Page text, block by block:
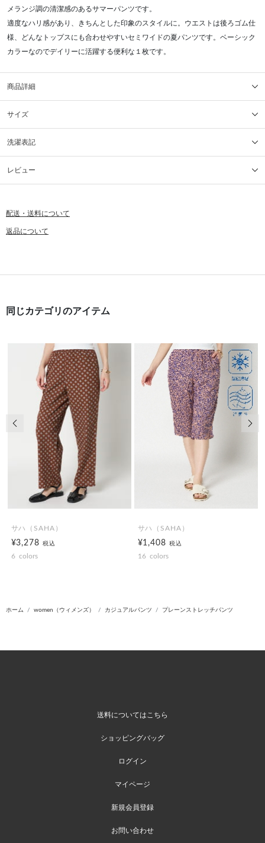
メランジ調の清潔感のあるサマーパンツです。
適度なハリ感があり、きちんとした印象のスタイルに。ウエストは後ろゴム仕
様、どんなトップスにも合わせやすいセミワイドの夏パンツです。ベーシック
カラーなのでデイリーに活躍する便利な１枚です。
商品詳細
サイズ
洗濯表記
レビュー
配送・送料について
返品について
同じカテゴリのアイテム
サハ（SAHA）
¥3,278税込
6 colors
サハ（SAHA）
¥1,408税込
16 colors
前の画像
ホーム women（ウィメンズ） カジュアルパンツ プレーンストレッチパンツ
送料についてはこちら
ショッピングバッグ
ログイン
マイページ
新規会員登録
お問い合わせ